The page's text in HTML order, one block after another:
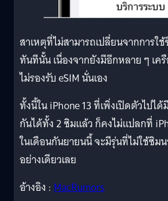
สาเหตุที่ไม่สามารถเปลี่ยนจากการใช้
ทันทีนั้น เนื่องจากยังมีอีกหลาย ๆ เค
ไม่รองรับ eSIM นั่นเอง
ทั้งนี้ใน iPhone 13 ที่เพิ่งเปิดตัวไปไ
กันได้ทั้ง 2 ซิมแล้ว ก็คงไม่แปลกที่
ในเดือนกันยายนนี้ จะมีรุ่นที่ไม่ใช้ซิมน
อย่างเดียวเลย
อ้างอิง : MacRumors